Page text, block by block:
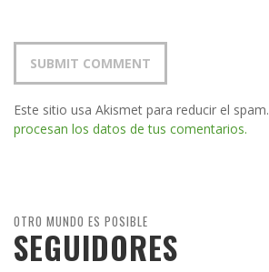
Este sitio usa Akismet para reducir el spam.
procesan los datos de tus comentarios.
OTRO MUNDO ES POSIBLE
SEGUIDORES